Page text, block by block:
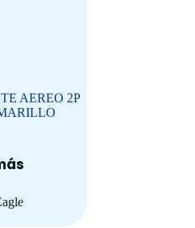
AEREO 2P